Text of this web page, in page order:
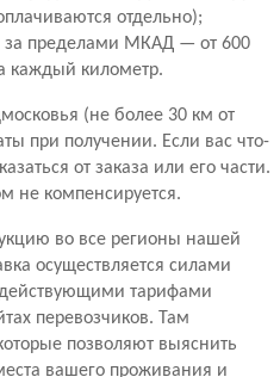
отдельно);
за пределами МКАД — от 600
каждый километр.
(не более 30 км от
при получении. Если вас что-
от заказа или его части.
не компенсируется.
во все регионы нашей
осуществляется силами
тарифами
перевозчиков. Там
позволяют выяснить
вашего проживания и